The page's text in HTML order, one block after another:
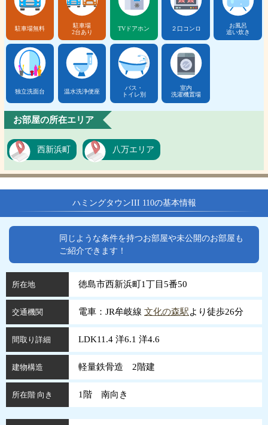
駐車場無料
駐車場
2台あり
TVドアホン ２口コンロ
お風呂
追い炊き
独立洗面台 温水洗浄便座
バス・
トイレ別
室内
洗濯機置場
お部屋の所在エリア
西新浜町 八万エリア
ハミングタウンIII 110の基本情報
同じような条件を持つお部屋や未公開のお部屋も
ご紹介できます！
所在地 徳島市西新浜町1丁目5番50
交通機関 電車：JR牟岐線 文化の森駅より徒歩26分
間取り詳細 LDK11.4 洋6.1 洋4.6
建物構造 軽量鉄骨造 2階建
所在階 向き 1階 南向き